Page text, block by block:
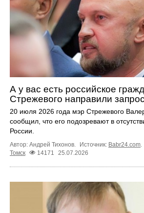
А у вас есть российское
Стрежевого направили
20 июля 2026 года мэр Стрежевого
сообщил, что его подозревают в
России.
Автор: Андрей Тихонов. Источник: Babr24.com.
Томск
14171 25.07.2026